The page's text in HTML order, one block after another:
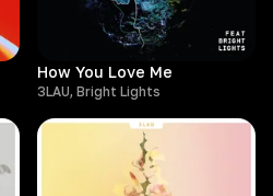
How You Love Me
3LAU, Bright Lights